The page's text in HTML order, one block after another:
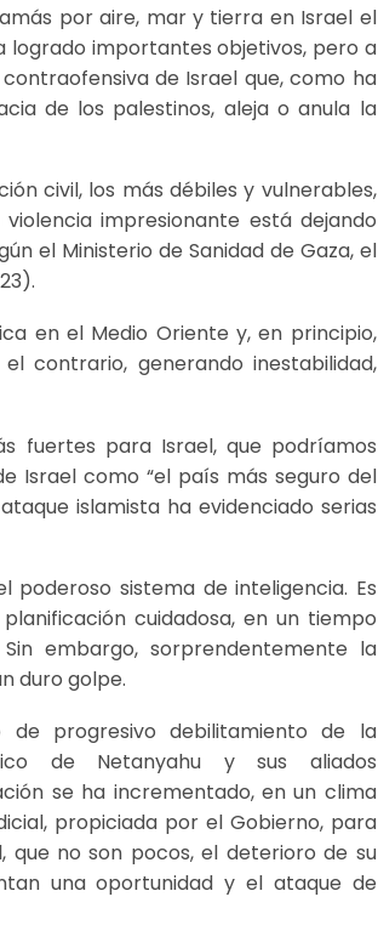
por aire, mar y tierra en Israel el
logrado importantes objetivos, pero a
de Israel que, como ha
de los palestinos, aleja o anula la
civil, los más débiles y vulnerables,
impresionante está dejando
el Ministerio de Sanidad de Gaza, el
en el Medio Oriente y, en principio,
contrario, generando inestabilidad,
fuertes para Israel, que podríamos
Israel como “el país más seguro del
islamista ha evidenciado serias
sistema de inteligencia. Es
cuidadosa, en un tiempo
embargo, sorprendentemente la
duro golpe.
progresivo debilitamiento de la
de Netanyahu y sus aliados
se ha incrementado, en un clima
propiciada por el Gobierno, para
que no son pocos, el deterioro de su
una oportunidad y el ataque de